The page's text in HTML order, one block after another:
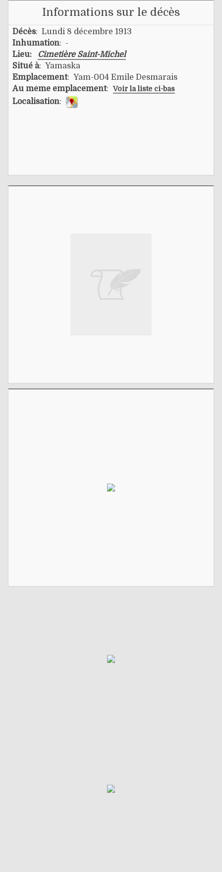
Informations sur le décès
Décès: Lundi 8 décembre 1913
Inhumation: -
Lieu:
Cimetière Saint-Michel
Situé à: Yamaska
Emplacement: Yam-004 Emile Desmarais
Au même emplacement: Voir la liste ci-bas
Localisation: